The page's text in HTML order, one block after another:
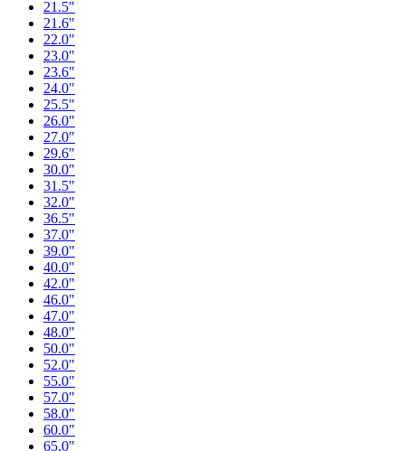
21.5"
21.6"
22.0"
23.0"
23.6"
24.0"
25.5"
26.0"
27.0"
29.6"
30.0"
31.5"
32.0"
36.5"
37.0"
39.0"
40.0"
42.0"
46.0"
47.0"
48.0"
50.0"
52.0"
55.0"
57.0"
58.0"
60.0"
65.0"